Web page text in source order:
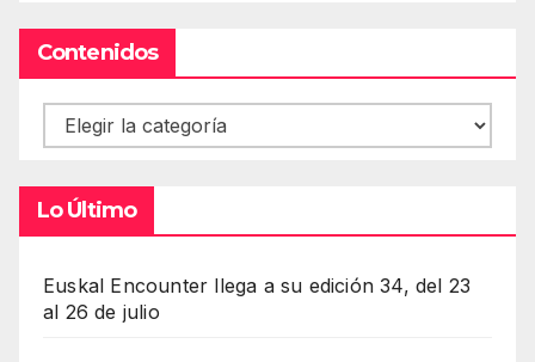
Contenidos
Contenidos
Lo Último
Euskal Encounter llega a su edición 34, del 23
al 26 de julio